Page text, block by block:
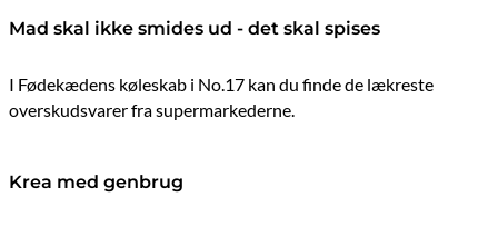
Mad skal ikke smides ud - det skal spises
I Fødekædens køleskab i No.17 kan du finde de lækreste
overskudsvarer fra supermarkederne.
Krea med genbrug